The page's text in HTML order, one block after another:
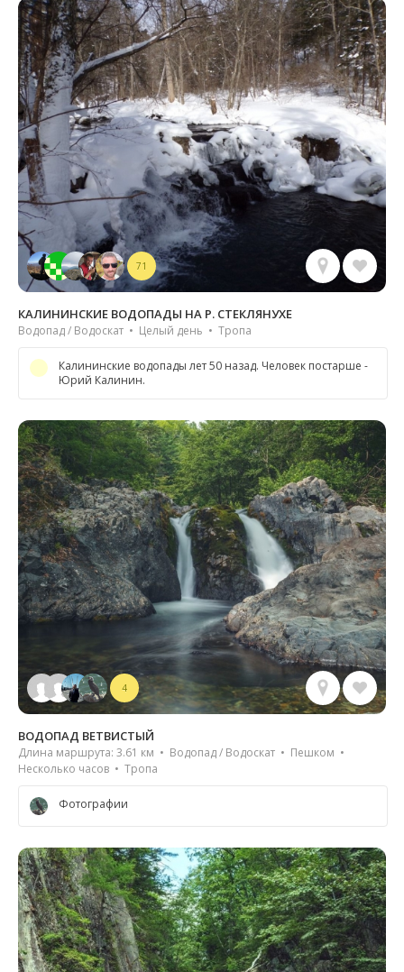
71
КАЛИНИНСКИЕ ВОДОПАДЫ НА Р. СТЕКЛЯНУХЕ
Водопад / Водоскат • Целый день • Тропа
Калининские водопады лет 50 назад. Человек постарше -
Юрий Калинин.
4
ВОДОПАД ВЕТВИСТЫЙ
Длина маршрута: 3.61 км • Водопад / Водоскат • Пешком •
Несколько часов • Тропа
Фотографии